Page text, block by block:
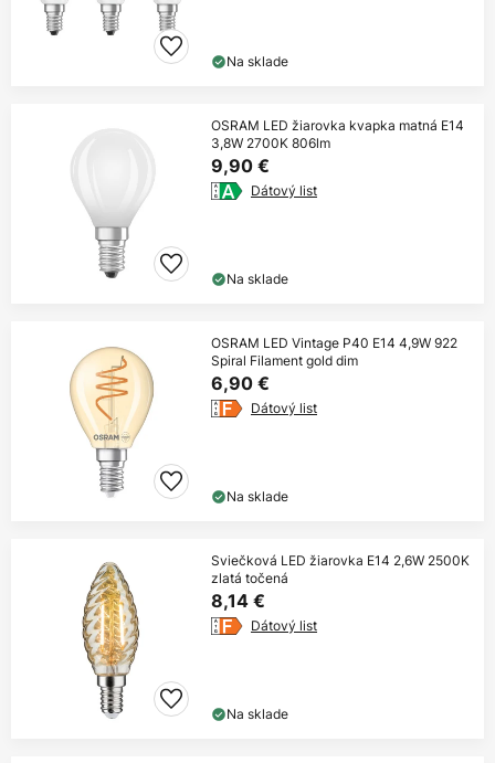
Na sklade
OSRAM LED žiarovka kvapka matná E14
3,8W 2700K 806lm
9,90 €
Dátový list
Na sklade
OSRAM LED Vintage P40 E14 4,9W 922
Spiral Filament gold dim
6,90 €
Dátový list
Na sklade
Sviečková LED žiarovka E14 2,6W 2500K
zlatá točená
8,14 €
Dátový list
Na sklade